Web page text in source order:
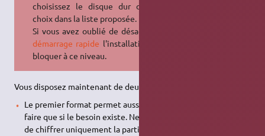
choisissez le disque dur de votre
choix dans la liste proposée.
Si vous avez oublié de désactiver le
démarrage rapide l'installation peut
bloquer à ce niveau.
Vous disposez maintenant de deux formats de partitions.
Le premier format permet aussi de chiffrer la partition. Ne
faire que si le besoin existe. Ne pas oublier qu'il peut suffire
de chiffrer uniquement la partition de données et pas du